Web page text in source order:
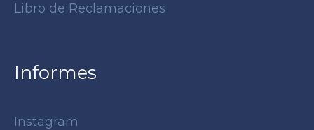
Libro de Reclamaciones
Informes
Instagram